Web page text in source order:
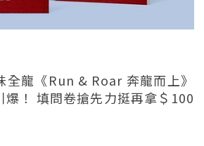
全龍《Run & Roar 奔龍而上》
爆！ 填問卷搶先力挺再拿＄100